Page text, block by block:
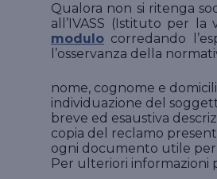
Qualora non si ritenga
all’IVASS (Istituto per la
modulo corredando
l’osservanza della
nome, cognome e
individuazione del
breve ed esaustiva
copia del reclamo
ogni documento utile
Per ulteriori informazioni